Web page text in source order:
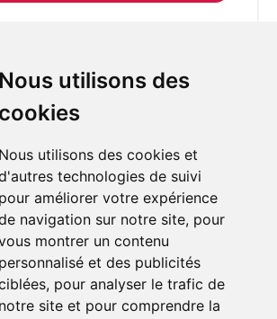
Nous utilisons des
cookies
Nous utilisons des cookies et
technologies de suivi
pour améliorer votre expérience
navigation sur notre site, pour
montrer un contenu
personnalisé et des publicités
pour analyser le trafic de
notre site et pour comprendre la
Suivez-nous sur Twitter
Rejoignez nos équipes